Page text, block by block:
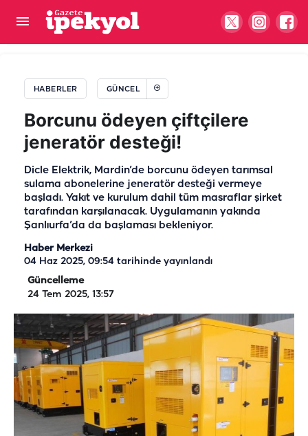
HABERLER GÜNCEL
Borcunu ödeyen çiftçilere
jeneratör desteği!
Dicle Elektrik, Mardin’de borcunu ödeyen tarımsal
sulama abonelerine jeneratör desteği vermeye
başladı. Yakıt ve kurulum dahil tüm masraflar şirket
tarafından karşılanacak. Uygulamanın yakında
Şanlıurfa’da da başlaması bekleniyor.
Haber Merkezi
04 Haz 2025, 09:54 tarihinde yayınlandı
Güncelleme
24 Tem 2025, 13:57
Şanlıurfa’da ulaşıma zam geldi! İşte yeni tarife…